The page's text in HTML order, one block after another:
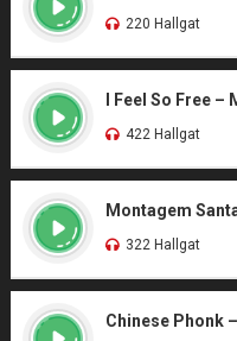
220 Hallgat
I Feel So Free –
422 Hallgat
Montagem
322 Hallgat
Chinese Phonk